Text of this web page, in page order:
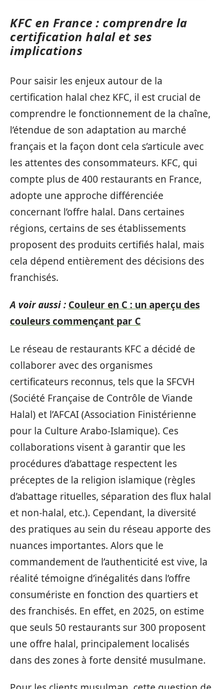
KFC en France : comprendre la
certification halal et ses
implications
Pour saisir les enjeux autour de la
certification halal chez KFC, il est crucial de
comprendre le fonctionnement de la chaîne,
l’étendue de son adaptation au marché
français et la façon dont cela s’articule avec
les attentes des consommateurs. KFC, qui
compte plus de 400 restaurants en France,
adopte une approche différenciée
concernant l’offre halal. Dans certaines
régions, certains de ses établissements
proposent des produits certifiés halal, mais
cela dépend entièrement des décisions des
franchisés.
A voir aussi : Couleur en C : un aperçu des
couleurs commençant par C
Le réseau de restaurants KFC a décidé de
collaborer avec des organismes
certificateurs reconnus, tels que la SFCVH
(Société Française de Contrôle de Viande
Halal) et l’AFCAI (Association Finistérienne
pour la Culture Arabo-Islamique). Ces
collaborations visent à garantir que les
procédures d’abattage respectent les
préceptes de la religion islamique (règles
d’abattage rituelles, séparation des flux halal
et non-halal, etc.). Cependant, la diversité
des pratiques au sein du réseau apporte des
nuances importantes. Alors que le
commandement de l’authenticité est vive, la
réalité témoigne d’inégalités dans l’offre
consumériste en fonction des quartiers et
des franchisés. En effet, en 2025, on estime
que seuls 50 restaurants sur 300 proposent
une offre halal, principalement localisés
dans des zones à forte densité musulmane.